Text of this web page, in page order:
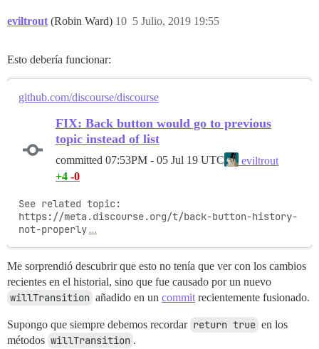
eviltrout (Robin Ward) 5 Julio, 2019 19:55
10
Esto debería funcionar:
github.com/discourse/discourse
FIX: Back button would go to previous
topic instead of list
committed 07:53PM - 05 Jul 19 UTC
eviltrout
+4 -0
See related topic:
https://meta.discourse.org/t/back-button-history-
not-properly …
Me sorprendió descubrir que esto no tenía que ver con los cambios
recientes en el historial, sino que fue causado por un nuevo
willTransition añadido en un commit recientemente fusionado.
Supongo que siempre debemos recordar return true en los
métodos willTransition .